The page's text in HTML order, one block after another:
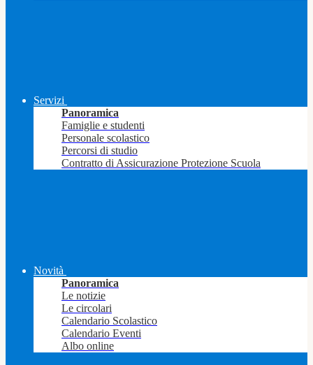
Servizi
Panoramica
Famiglie e studenti
Personale scolastico
Percorsi di studio
Contratto di Assicurazione Protezione Scuola
Novità
Panoramica
Le notizie
Le circolari
Calendario Scolastico
Calendario Eventi
Albo online